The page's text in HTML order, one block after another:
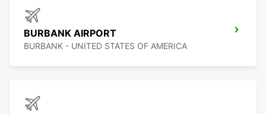
BURBANK AIRPORT
BURBANK - UNITED STATES OF AMERICA